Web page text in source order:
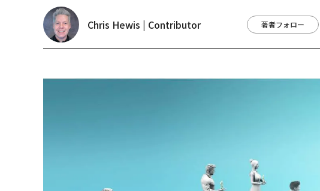
Chris Hewis | Contributor 著者フォロー